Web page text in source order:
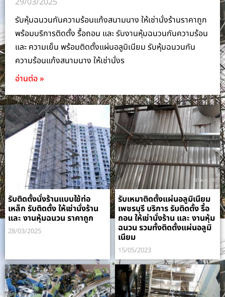
รับหุ้มฉนวนกันความร้อนแก้งสนามนาง ให้เช่านั่งร้านราคาถูก
พร้อมบริการติดตั้ง รื้อถอน และ รับงานหุ้มฉนวนกันความร้อน
และ ความเย็น พร้อมติดตั้งแผ่นอลูมิเนียม รับหุ้มฉนวนกัน
ความร้อนแก้งสนามนาง ให้เช่านั่งร
อ่านต่อ »
รับติดตั้งนั่งร้านแบบใช้ท่อ
เหล็ก รับติดตั้ง ให้เช่านั่งร้าน
และ งานหุ้มฉนวน ราคาถูก
28/03/2025
รับเหมาติดตั้งแผ่นอลูมิเนียม
เพชรบุรี บริการ รับติดตั้ง รื้อ
ถอน ให้เช่านั่งร้าน และ งานหุ้ม
ฉนวน รวมทั้งติดตั้งแผ่นอลูมิ
เนียม
15/05/2023